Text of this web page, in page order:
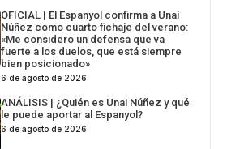
OFICIAL | El Espanyol confirma a Unai
Núñez como cuarto fichaje del verano:
«Me considero un defensa que va
fuerte a los duelos, que está siempre
bien posicionado»
6 de agosto de 2026
ANÁLISIS | ¿Quién es Unai Núñez y qué
le puede aportar al Espanyol?
6 de agosto de 2026